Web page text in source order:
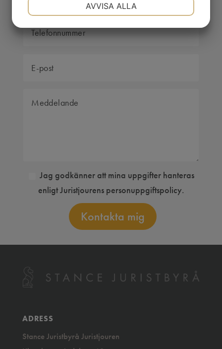
Jag godkänner att mina uppgifter hanteras
enligt Juristjourens personuppgiftspolicy.
Kontakta mig
ADRESS
Stance Juristbyrå Juristjouren
MARKNADSFÖRING
AVVISA ALLA